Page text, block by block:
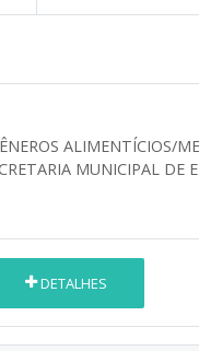
ALIMENTÍCIOS/
MUNICIPAL DE
DETALHES